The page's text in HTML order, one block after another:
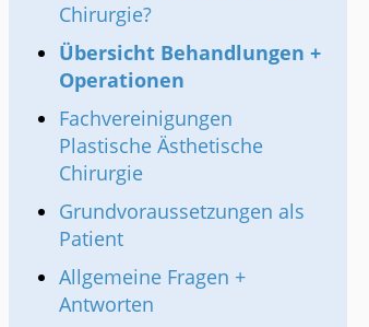
Chirurgie?
Übersicht Behandlungen +
Operationen
Fachvereinigungen
Plastische Ästhetische
Chirurgie
Grundvoraussetzungen als
Patient
Allgemeine Fragen +
Antworten